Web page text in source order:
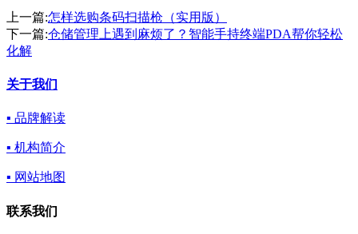
上一篇:怎样选购条码扫描枪（实用版）
下一篇:仓储管理上遇到麻烦了？智能手持终端PDA帮你轻松
化解
关于我们
▪ 品牌解读
▪ 机构简介
▪ 网站地图
联系我们